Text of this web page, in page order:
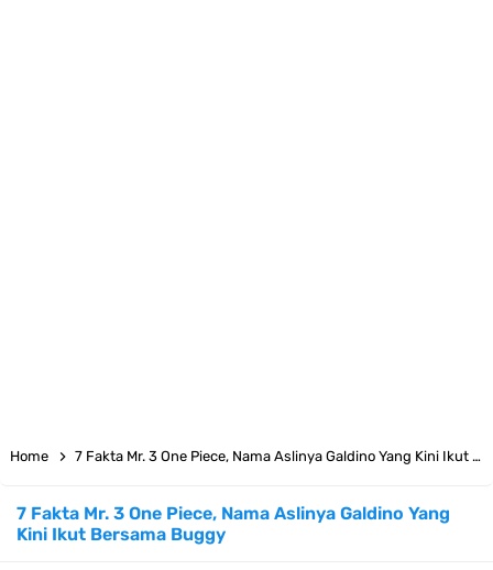
Cara Daftar Telegram Di Laptop Atau Komputer Kalian Dengan
Home 7 Fakta Mr. 3 One Piece, Nama Aslinya Galdino Yang Kini Ikut Bersama Buggy
7 Fakta Mr. 3 One Piece, Nama Aslinya Galdino Yang
Kini Ikut Bersama Buggy